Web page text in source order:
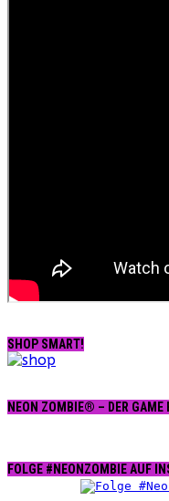
SHOP SMART!
NEON ZOMBIE® – DER GAME
FOLGE #NEONZOMBIE AUF